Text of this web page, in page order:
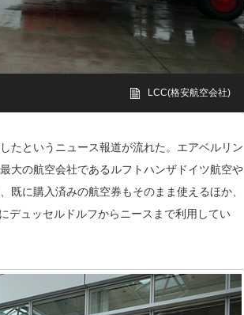
LCC(格安航空会社)
たというニュース報道が流れた。エアベルリン
大の航空会社であるルフトハンザドイツ航空や
既に購入済みの航空券もそのまま使えるほか、
デュッセルドルフからニースまで利用してい